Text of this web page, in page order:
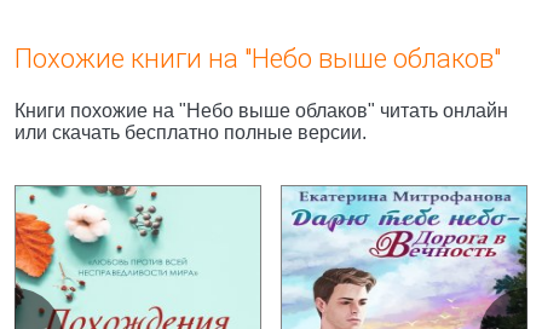
Похожие книги на "Небо выше облаков"
Книги похожие на "Небо выше облаков" читать онлайн
или скачать бесплатно полные версии.